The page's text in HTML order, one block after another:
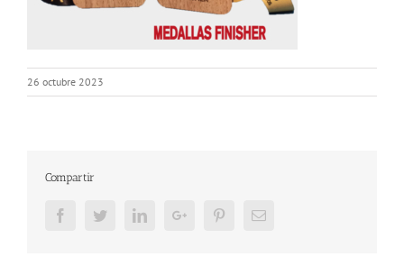
26 octubre 2023
Compartir
FacebookTwitterLinkedInGoogle+ PinterestEmail